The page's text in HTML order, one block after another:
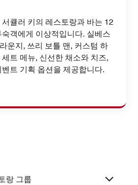
큘러 키의 레스토랑과 바는 12
객에게 이상적입니다. 실베스
운지, 쓰리 보틀 맨, 커스텀 하
트 메뉴, 신선한 채소와 치즈,
트 기획 옵션을 제공합니다.
랑 그룹